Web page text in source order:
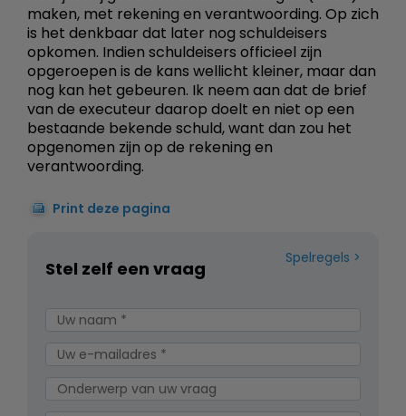
maken, met rekening en verantwoording. Op zich
is het denkbaar dat later nog schuldeisers
opkomen. Indien schuldeisers officieel zijn
opgeroepen is de kans wellicht kleiner, maar dan
nog kan het gebeuren. Ik neem aan dat de brief
van de executeur daarop doelt en niet op een
bestaande bekende schuld, want dan zou het
opgenomen zijn op de rekening en
verantwoording.
Print deze pagina
Spelregels
Stel zelf een vraag